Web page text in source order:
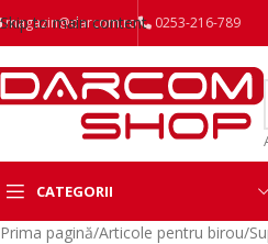
Skip to main content
magazin@darcom.ro 0253-216-789
CATEGORII
Prima pagină/Articole pentru birou/